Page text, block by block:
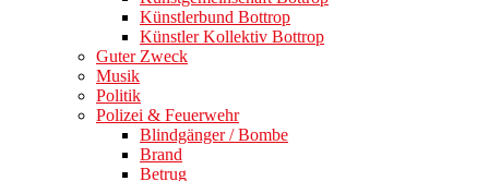
Künstlerbund Bottrop
Künstler Kollektiv Bottrop
Guter Zweck
Musik
Politik
Polizei & Feuerwehr
Blindgänger / Bombe
Brand
Betrug